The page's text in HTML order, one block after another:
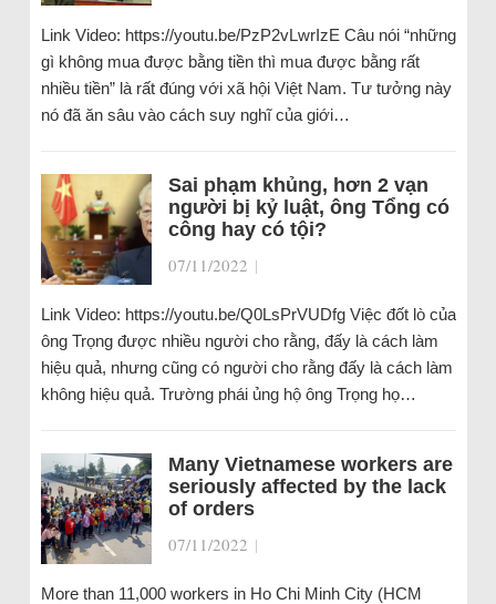
Link Video: https://youtu.be/PzP2vLwrIzE Câu nói “những
gì không mua được bằng tiền thì mua được bằng rất
nhiều tiền” là rất đúng với xã hội Việt Nam. Tư tưởng này
nó đã ăn sâu vào cách suy nghĩ của giới…
Sai phạm khủng, hơn 2 vạn
người bị kỷ luật, ông Tổng có
công hay có tội?
07/11/2022 |
Link Video: https://youtu.be/Q0LsPrVUDfg Việc đốt lò của
ông Trọng được nhiều người cho rằng, đấy là cách làm
hiệu quả, nhưng cũng có người cho rằng đấy là cách làm
không hiệu quả. Trường phái ủng hộ ông Trọng họ…
Many Vietnamese workers are
seriously affected by the lack
of orders
07/11/2022 |
More than 11,000 workers in Ho Chi Minh City (HCM